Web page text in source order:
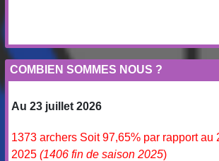
COMBIEN SOMMES NOUS ?
Au 23 juillet 2026
1373 archers Soit 97,65% par rapport au
2025(1406 fin de saison 2025)